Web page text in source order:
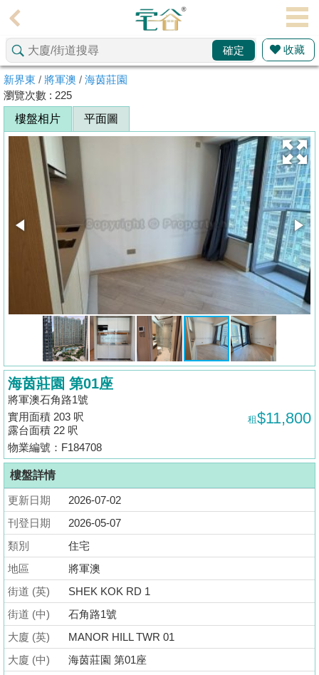
理
主
頁
搵
樓/
放
按
地
產
博
客
地
產
新
聞
數
據
公
佈
置
業
手
確定 收藏
新界東 / 將軍澳 / 海茵莊園
瀏覽次數 : 225
樓盤相片
平面圖
海茵莊園 第01座
將軍澳石角路1號
實用面積 203 呎
露台面積 22 呎
租$11,800
物業編號：F184708
樓盤詳情
更新日期
2026-07-02
刊登日期
2026-05-07
類別
住宅
地區
將軍澳
街道 (英)
SHEK KOK RD 1
街道 (中)
石角路1號
大廈 (英)
MANOR HILL TWR 01
大廈 (中)
海茵莊園 第01座